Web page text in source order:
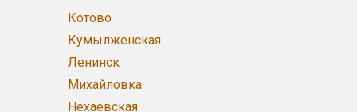
Котово
Кумылженская
Ленинск
Михайловка
Нехаевская